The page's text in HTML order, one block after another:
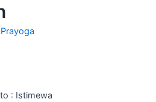
: Istimewa